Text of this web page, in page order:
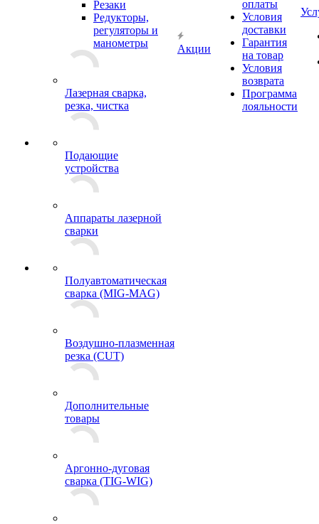
Резаки
Редукторы,
регуляторы и
манометры
Лазерная сварка,
резка, чистка
Подающие
устройства
Аппараты лазерной
сварки
Полуавтоматическая
сварка (MIG-MAG)
Воздушно-плазменная
резка (CUT)
Дополнительные
товары
Аргонно-дуговая
сварка (TIG-WIG)
Акции
оплаты
Условия
доставки
Гарантия
на товар
Условия
возврата
Программа
лояльности